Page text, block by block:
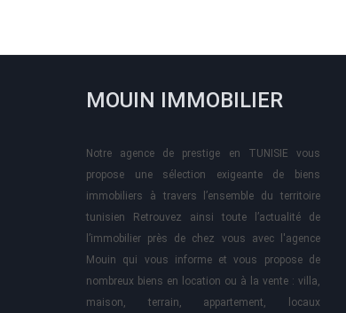
MOUIN IMMOBILIER
Notre agence de prestige en TUNISIE vous
propose une sélection exigeante de biens
immobiliers à travers l’ensemble du territoire
tunisien Retrouvez ainsi toute l’actualité de
l’immobilier près de chez vous avec l'agence
Mouin qui vous informe et vous propose de
nombreux biens en location ou à la vente : villa,
maison, terrain, appartement, locaux